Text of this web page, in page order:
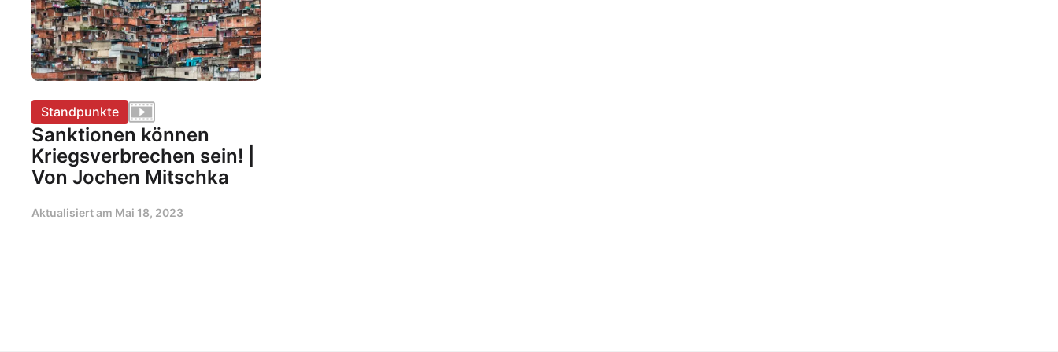
Standpunkte
Sanktionen können
Kriegsverbrechen sein! |
Von Jochen Mitschka
Aktualisiert am Mai 18, 2023